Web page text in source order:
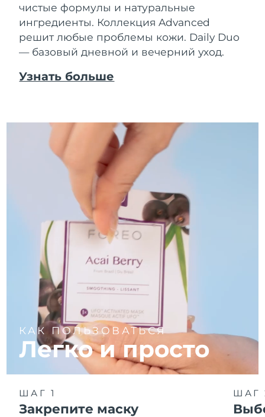
чистые формулы и натуральные
ингредиенты. Коллекция Advanced
решит любые проблемы кожи. Daily Duo
— базовый дневной и вечерний уход.
Узнать больше
КАК ПОЛЬЗОВАТЬСЯ
Легко и просто
ШАГ 1
Закрепите маску
ШАГ